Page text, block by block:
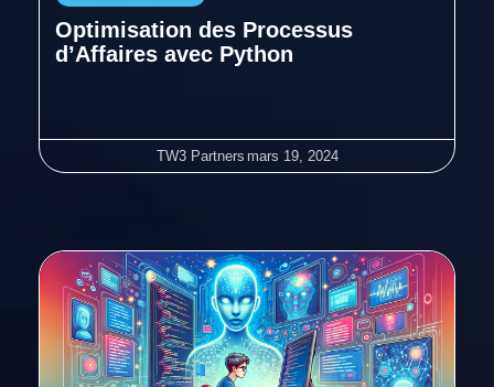
Optimisation des Processus
d’Affaires avec Python
TW3 Partners mars 19, 2024